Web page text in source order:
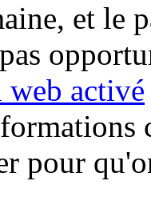
et le
web activé
pour